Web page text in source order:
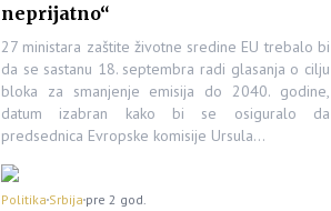
neprijatno“
27 ministara zaštite životne sredine EU trebalo bi
da se sastanu 18. septembra radi glasanja o cilju
bloka za smanjenje emisija do 2040. godine,
datum izabran kako bi se osiguralo da
predsednica Evropske komisije Ursula…
PolitikaSrbijapre 2 god.